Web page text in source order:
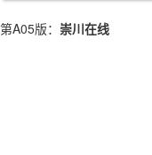
第A05版： 崇川在线